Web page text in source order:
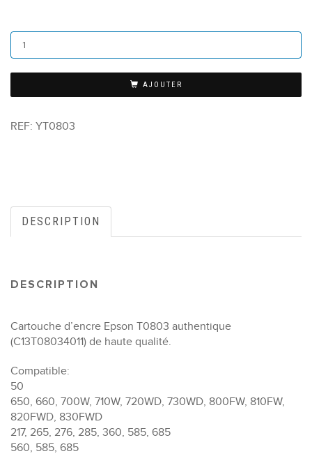
AJOUTER
REF: YT0803
DESCRIPTION
DESCRIPTION
Cartouche d’encre Epson T0803 authentique
(C13T08034011) de haute qualité.
Compatible:
50
650, 660, 700W, 710W, 720WD, 730WD, 800FW, 810FW,
820FWD, 830FWD
217, 265, 276, 285, 360, 585, 685
560, 585, 685